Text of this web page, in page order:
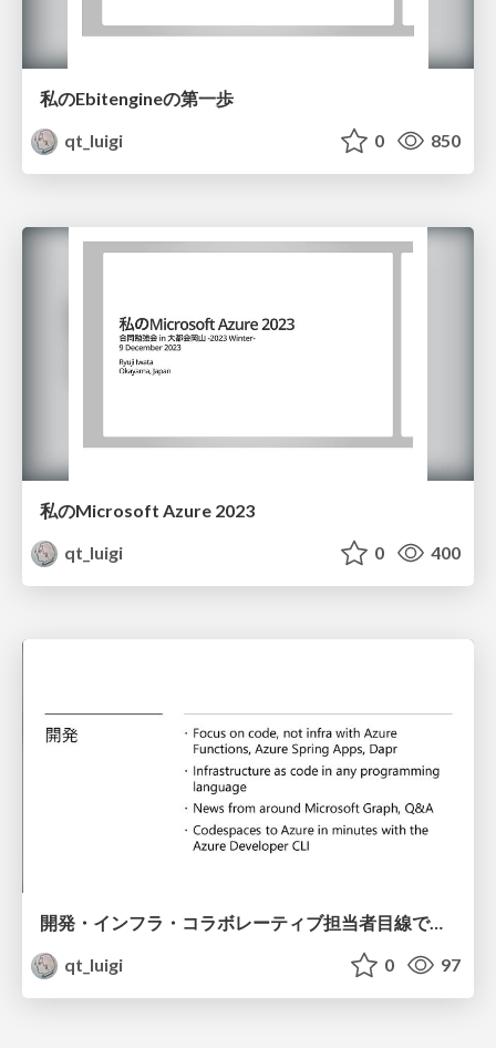
私のEbitengineの第一歩
qt_luigi
0 850
私のMicrosoft Azure 2023
qt_luigi
0 400
開発・インフラ・コラボレーティブ担当者目線で読み解く、Build 2023 の注目トピック - 開発パート
qt_luigi
0 97